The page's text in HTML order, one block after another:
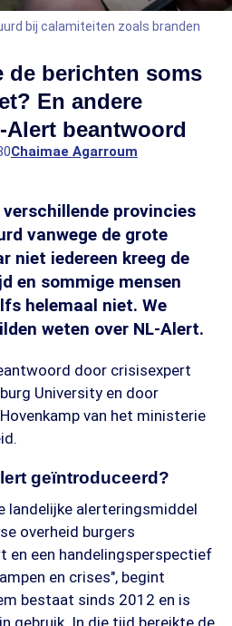
bij calamiteiten zoals branden
de berichten soms
En andere
Alert beantwoord
Chaimae Agarroum
provincies
vanwege de grote
niet iedereen kreeg de
en sommige mensen
helemaal niet. We
weten over NL-Alert.
door crisisexpert
University en door
van het ministerie
geïntroduceerd?
landelijke alerteringsmiddel
overheid burgers
en een handelingsperspectief
en crises", begint
bestaat sinds 2012 en is
gebruik. In die tijd bereikte de